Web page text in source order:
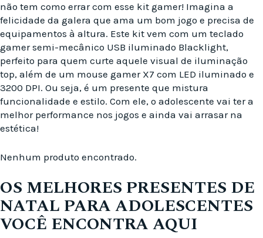
não tem como errar com esse kit gamer! Imagina a
felicidade da galera que ama um bom jogo e precisa de
equipamentos à altura. Este kit vem com um teclado
gamer semi-mecânico USB iluminado Blacklight,
perfeito para quem curte aquele visual de iluminação
top, além de um mouse gamer X7 com LED iluminado e
3200 DPI. Ou seja, é um presente que mistura
funcionalidade e estilo. Com ele, o adolescente vai ter a
melhor performance nos jogos e ainda vai arrasar na
estética!
Nenhum produto encontrado.
OS MELHORES PRESENTES DE
NATAL PARA ADOLESCENTES
VOCÊ ENCONTRA AQUI